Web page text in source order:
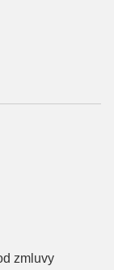
zmluvy